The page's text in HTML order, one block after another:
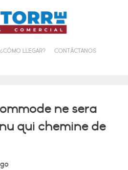
¿CÓMO LLEGAR? CONTÁCTANOS
ne sera
qui chemine de